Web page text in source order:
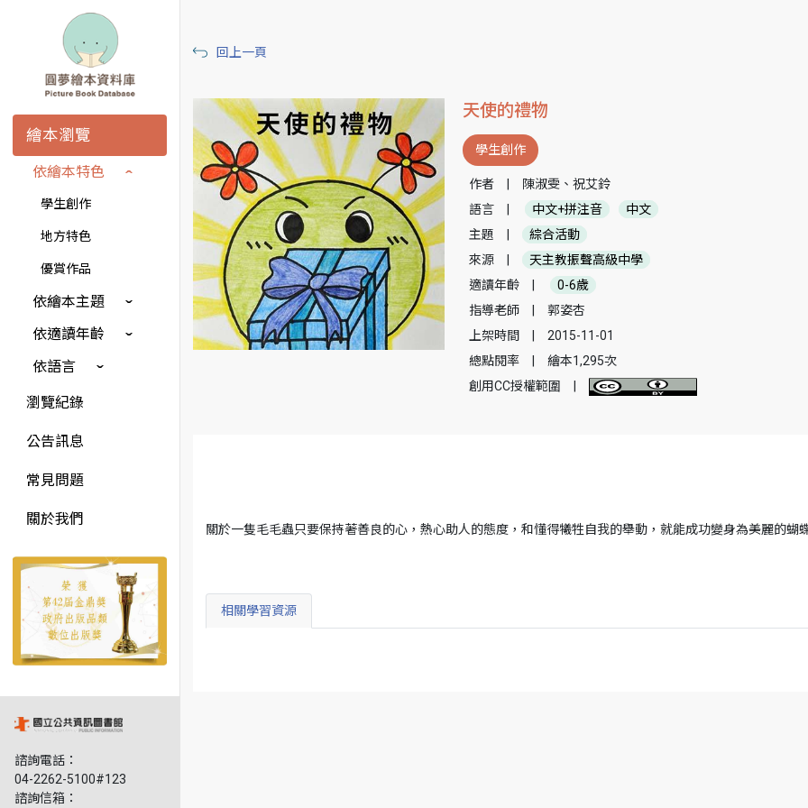
繪本瀏覽
依繪本特色
學生創作
地方特色
優賞作品
依繪本主題
依適讀年齡
依語言
瀏覽紀錄
公告訊息
常見問題
關於我們
諮詢電話：
04-2262-5100#123
諮詢信箱：
回上一頁
天使的禮物
學生創作
作者
陳淑雯、祝艾鈴
語言
中文+拼注音
中文
主題
綜合活動
來源
天主教振聲高級中學
適讀年齡
0-6歲
指導老師
郭姿杏
上架時間
2015-11-01
總點閱率
繪本1,295次
創用CC授權範圍
關於一隻毛毛蟲只要保持著善良的心，熱心助人的態度，和懂得犧牲自我的舉動，就能成功變身為美麗的蝴
相關學習資源